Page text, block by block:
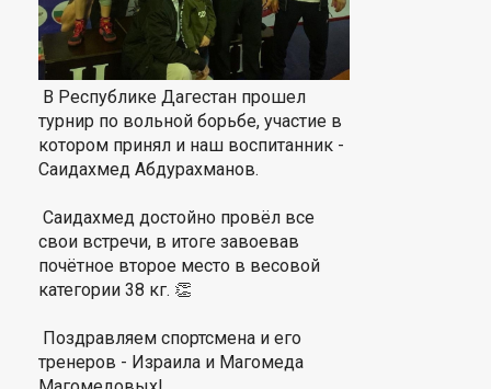
В Республике Дагестан прошел
турнир по вольной борьбе, участие в
котором принял и наш воспитанник -
Саидахмед Абдурахманов.
Саидахмед достойно провёл все
свои встречи, в итоге завоевав
почётное второе место в весовой
категории 38 кг. 👏
Поздравляем спортсмена и его
тренеров - Израила и Магомеда